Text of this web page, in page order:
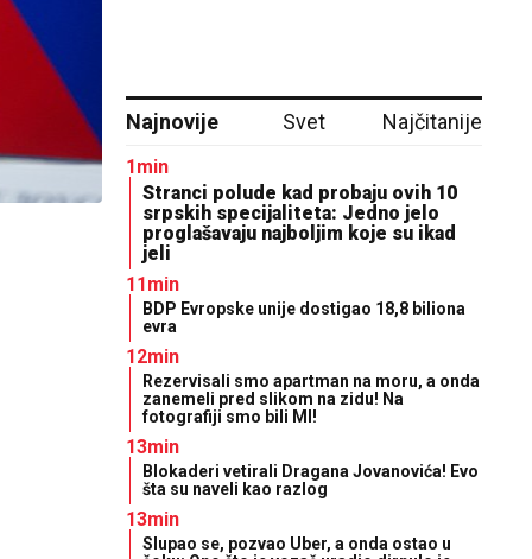
Najnovije Svet Najčitanije
1min
Stranci polude kad probaju ovih 10
srpskih specijaliteta: Jedno jelo
proglašavaju najboljim koje su ikad
jeli
11min
BDP Evropske unije dostigao 18,8 biliona
evra
12min
Rezervisali smo apartman na moru, a onda
zanemeli pred slikom na zidu! Na
fotografiji smo bili MI!
13min
Blokaderi vetirali Dragana Jovanovića! Evo
šta su naveli kao razlog
13min
Slupao se, pozvao Uber, a onda ostao u